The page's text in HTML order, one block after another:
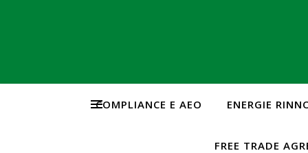
COMPLIANCE E AEO ENERGIE
FREE TRADE